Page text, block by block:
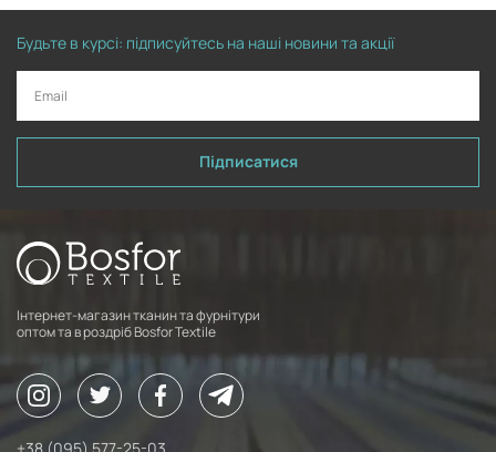
Будьте в курсі: підписуйтесь на наші новини та акції
Підписатися
Інтернет-магазин тканин та фурнітури
оптом та в роздріб Bosfor Textile
+38 (095) 577-25-03